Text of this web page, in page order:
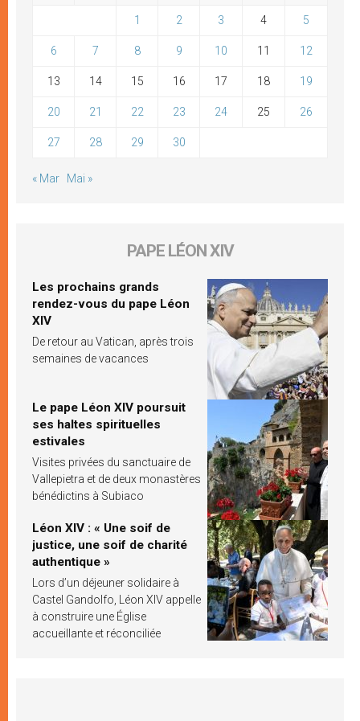
1 2 3 4 5
6 7 8 9 10 11 12
13 14 15 16 17 18 19
20 21 22 23 24 25 26
27 28 29 30
« Mar Mai »
PAPE LÉON XIV
Les prochains grands
rendez-vous du pape Léon
XIV
De retour au Vatican, après trois
semaines de vacances
Le pape Léon XIV poursuit
ses haltes spirituelles
estivales
Visites privées du sanctuaire de
Vallepietra et de deux monastères
bénédictins à Subiaco
Léon XIV : « Une soif de
justice, une soif de charité
authentique »
Lors d’un déjeuner solidaire à
Castel Gandolfo, Léon XIV appelle
à construire une Église
accueillante et réconciliée